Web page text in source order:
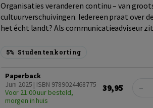
Organisaties veranderen continu – van
cultuurverschuivingen. Iedereen praat over
het écht landt? Als communicatieadviseur zit
5% Studentenkorting
Paperback
Juni 2025 | ISBN 9789024468775
Voor 21:00 uur besteld,
morgen in huis
39,95 −